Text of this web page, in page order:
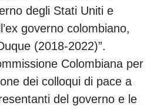
degli Stati Uniti e
governo colombiano,
(2018-2022)”.
Colombiana per
dei colloqui di pace a
del governo e le